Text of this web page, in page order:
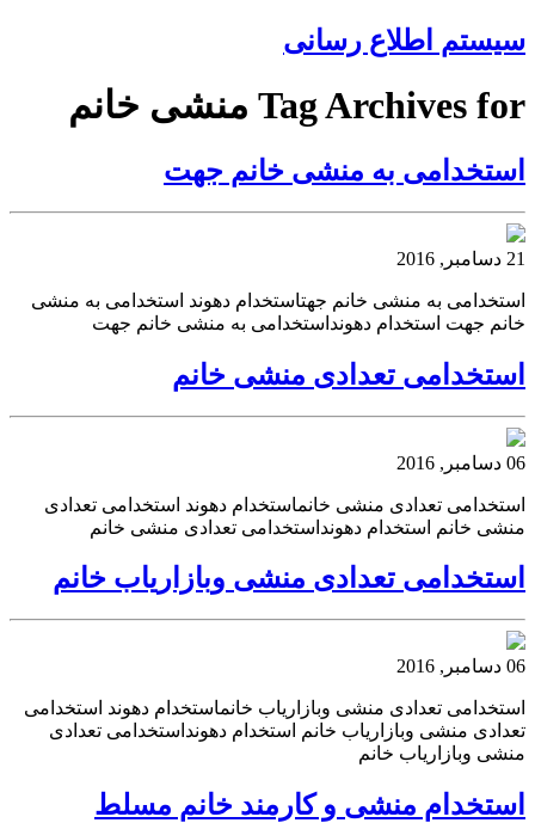
سیستم اطلاع رسانی
Tag Archives for منشی خانم
استخدامی به منشی خانم جهت
21 دسامبر, 2016
استخدامی به منشی خانم جهتاستخدام دهوند استخدامی به منشی
خانم جهت استخدام دهونداستخدامی به منشی خانم جهت
استخدامی تعدادی منشی خانم
06 دسامبر, 2016
استخدامی تعدادی منشی خانماستخدام دهوند استخدامی تعدادی
منشی خانم استخدام دهونداستخدامی تعدادی منشی خانم
استخدامی تعدادی منشی وبازاریاب خانم
06 دسامبر, 2016
استخدامی تعدادی منشی وبازاریاب خانماستخدام دهوند استخدامی
تعدادی منشی وبازاریاب خانم استخدام دهونداستخدامی تعدادی
منشی وبازاریاب خانم
استخدام منشی و کارمند خانم مسلط